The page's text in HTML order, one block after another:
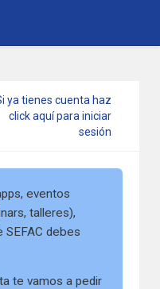
ya tienes cuenta haz
click aquí para iniciar
sesión
eventos
talleres),
SEFAC debes
te vamos a pedir